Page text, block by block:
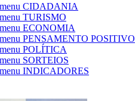
CIDADANIA
TURISMO
ECONOMIA
PENSAMENTO POSITIVO
POLÍTICA
SORTEIOS
INDICADORES